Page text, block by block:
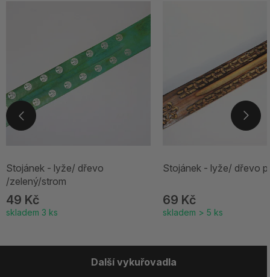
Stojánek - lyže/ dřevo
/zelený/strom
49 Kč
skladem 3 ks
Stojánek - lyže/ dřevo
69 Kč
skladem > 5 ks
Další vykuřovadla